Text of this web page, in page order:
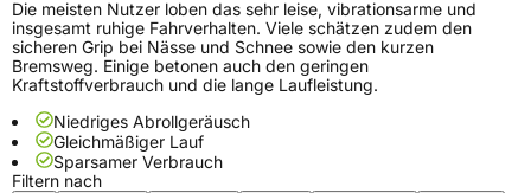
Die meisten Nutzer loben das sehr leise, vibrationsarme und
insgesamt ruhige Fahrverhalten. Viele schätzen zudem den
sicheren Grip bei Nässe und Schnee sowie den kurzen
Bremsweg. Einige betonen auch den geringen
Kraftstoffverbrauch und die lange Laufleistung.
Niedriges Abrollgeräusch
Gleichmäßiger Lauf
Sparsamer Verbrauch
Filtern nach